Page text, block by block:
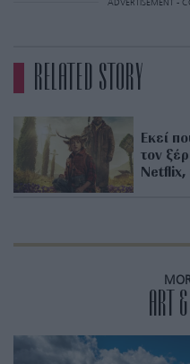
ADVERTISEMENT -
RELATED STORY
Εκεί
τον
Netflix,
ART